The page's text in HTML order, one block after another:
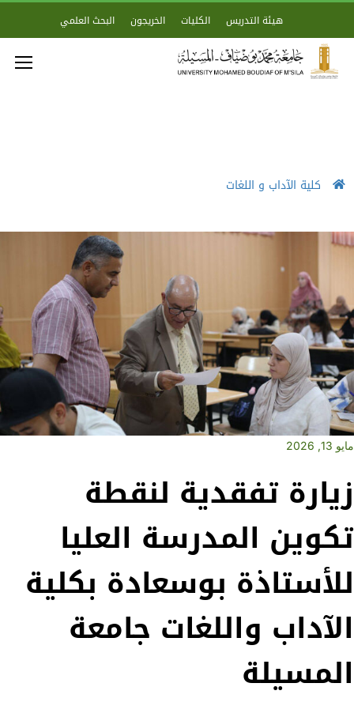
هيئة التدريس الكليات الخريجون البحث العلمي
كلية الآداب و اللغات
مايو 13, 2026
زيارة تفقدية لنقطة
تكوين المدرسة العليا
للأستاذة بوسعادة بكلية
الآداب واللغات جامعة
المسيلة